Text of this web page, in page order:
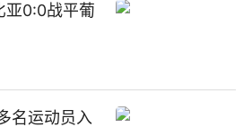
亚0:0战平葡
名运动员入